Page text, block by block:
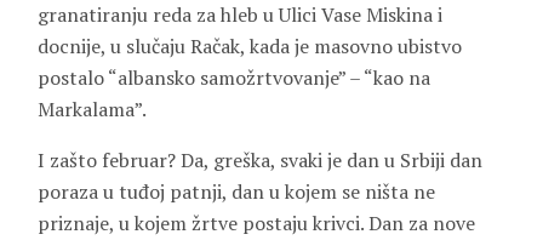
granatiranju reda za hleb u Ulici Vase Miskina i
docnije, u slučaju Račak, kada je masovno ubistvo
postalo “albansko samožrtvovanje” – “kao na
Markalama”.
I zašto februar? Da, greška, svaki je dan u Srbiji dan
poraza u tuđoj patnji, dan u kojem se ništa ne
priznaje, u kojem žrtve postaju krivci. Dan za nove